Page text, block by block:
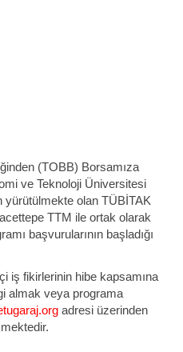
(TOBB) Borsamıza
ve Teknoloji Üniversitesi
yürütülmekte olan TÜBİTAK
TTM ile ortak olarak
başvurularının başladığı
iş fikirlerinin hibe kapsamına
almak veya programa
adresi üzerinden